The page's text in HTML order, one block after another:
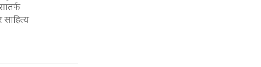
–
साहित्य